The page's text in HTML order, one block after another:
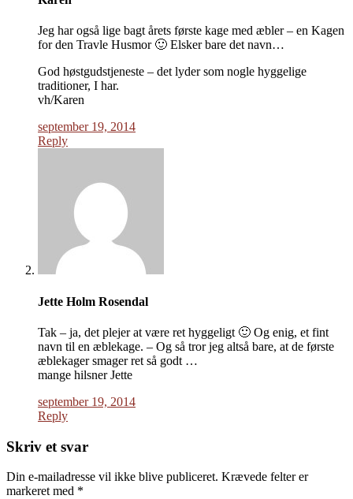
Jeg har også lige bagt årets første kage med æbler – en Kagen
for den Travle Husmor 🙂 Elsker bare det navn…
God høstgudstjeneste – det lyder som nogle hyggelige
traditioner, I har.
vh/Karen
september 19, 2014
Reply
Jette Holm Rosendal
Tak – ja, det plejer at være ret hyggeligt 🙂 Og enig, et fint
navn til en æblekage. – Og så tror jeg altså bare, at de første
æblekager smager ret så godt …
mange hilsner Jette
september 19, 2014
Reply
Skriv et svar
Din e-mailadresse vil ikke blive publiceret. Krævede felter er
markeret med *